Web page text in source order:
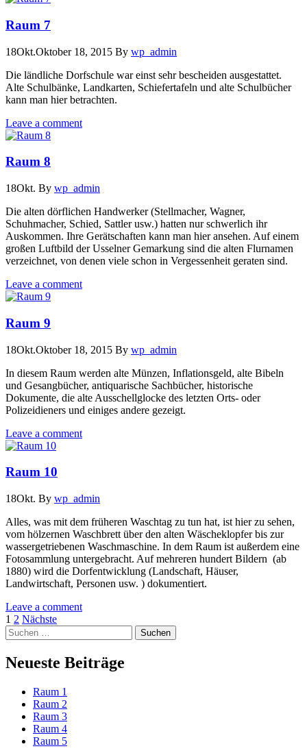
Raum 7
18Okt.Oktober 18, 2015 By wp_admin
Die ländliche Dorfschule war einst sehr bescheiden ausgestattet.
Alte Schulbänke, Landkarten, Schiefertafeln und alte Schulbücher
kann man hier betrachten.
Leave a comment
Raum 8
18Okt. By wp_admin
Die alten dörflichen Handwerker (Stellmacher, Wagner,
Schuhmacher, Schied, Sattler usw.) hatten nur schwerlich ihr
Auskommen. Ihre Gerätschaften kann man hier ansehen. Auf einem
großen Luftbild der Usselner Gemarkung sind die alten Flurnamen
verzeichnet, von denen viele schon in Vergessenheit geraten sind.
Leave a comment
Raum 9
18Okt.Oktober 18, 2015 By wp_admin
In diesem Raum werden alte Münzen, Inflationsgeld, alte Bibeln
und Gesangbücher, antiquarische Sachbücher, historische
Dokumente, die alte Ausschellglocke des letzten Orts- oder
Polizeidieners und einiges andere gezeigt.
Leave a comment
Raum 10
18Okt. By wp_admin
Alles, was mit dem früheren Waschtag zu tun hat, ist hier zu sehen,
vom hölzernen Waschbrett über den alten Wäscheklopfer bis zur
wassergetriebenen Waschmaschine. In dem Raum ist außerdem eine
Fotosammlung untergebracht. Auf mehreren hundert Bildern (ab
1880) wird die Dorfentwicklung (Landschaft, Häuser,
Landwirtschaft, Personen usw. ) dokumentiert.
Leave a comment
Seitennummerierung
der
Beiträge
1 2 Nächste
Suchen
nach:
Neueste Beiträge
Raum 1
Raum 2
Raum 3
Raum 4
Raum 5